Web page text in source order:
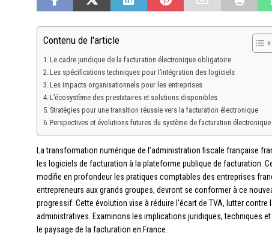
Contenu de l'article
Le cadre juridique de la facturation électronique obligatoire
Les spécifications techniques pour l’intégration des logiciels
Les impacts organisationnels pour les entreprises
L’écosystème des prestataires et solutions disponibles
Stratégies pour une transition réussie vers la facturation électronique
Perspectives et évolutions futures du système de facturation électronique
La transformation numérique de l’administration fiscale française
les logiciels de facturation à la plateforme publique de facturation.
modifie en profondeur les pratiques comptables des entreprises
entrepreneurs aux grands groupes, devront se conformer à ce
progressif. Cette évolution vise à réduire l’écart de TVA, lutter
administratives. Examinons les implications juridiques, techniques
le paysage de la facturation en France.